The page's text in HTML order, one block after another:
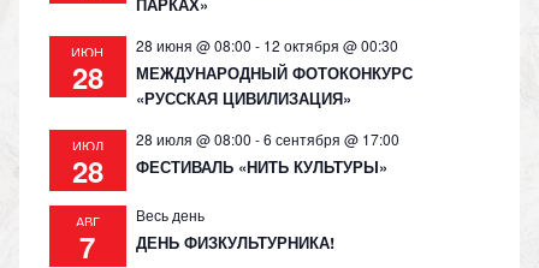
ИЮН
28
28 июня @ 08:00 - 12 октября @ 00:30
МЕЖДУНАРОДНЫЙ ФОТОКОНКУРС
«РУССКАЯ ЦИВИЛИЗАЦИЯ»
ИЮЛ
28
28 июля @ 08:00 -6 сентября @ 17:00
ФЕСТИВАЛЬ «НИТЬ КУЛЬТУРЫ»
АВГ
7
Весь день
ДЕНЬ ФИЗКУЛЬТУРНИКА!